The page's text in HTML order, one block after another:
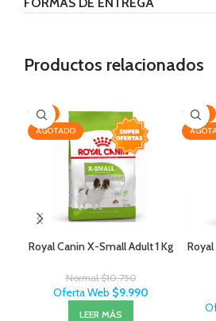
Productos relacionados
-7%
AGOTADO
Royal Canin X-Small Adult 1 Kg
Normal$10.750
Oferta Web $9.990
LEER MÁS
-19%